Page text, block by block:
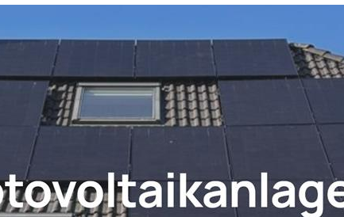
Wärmepumpe, Stromspeicher,
✓Stromspeicher und ✓Wallbox. Ihre Bedürfnisse im